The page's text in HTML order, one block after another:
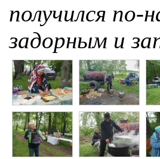
получился
задорным и